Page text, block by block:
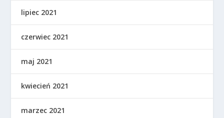
lipiec 2021
czerwiec 2021
maj 2021
kwiecień 2021
marzec 2021